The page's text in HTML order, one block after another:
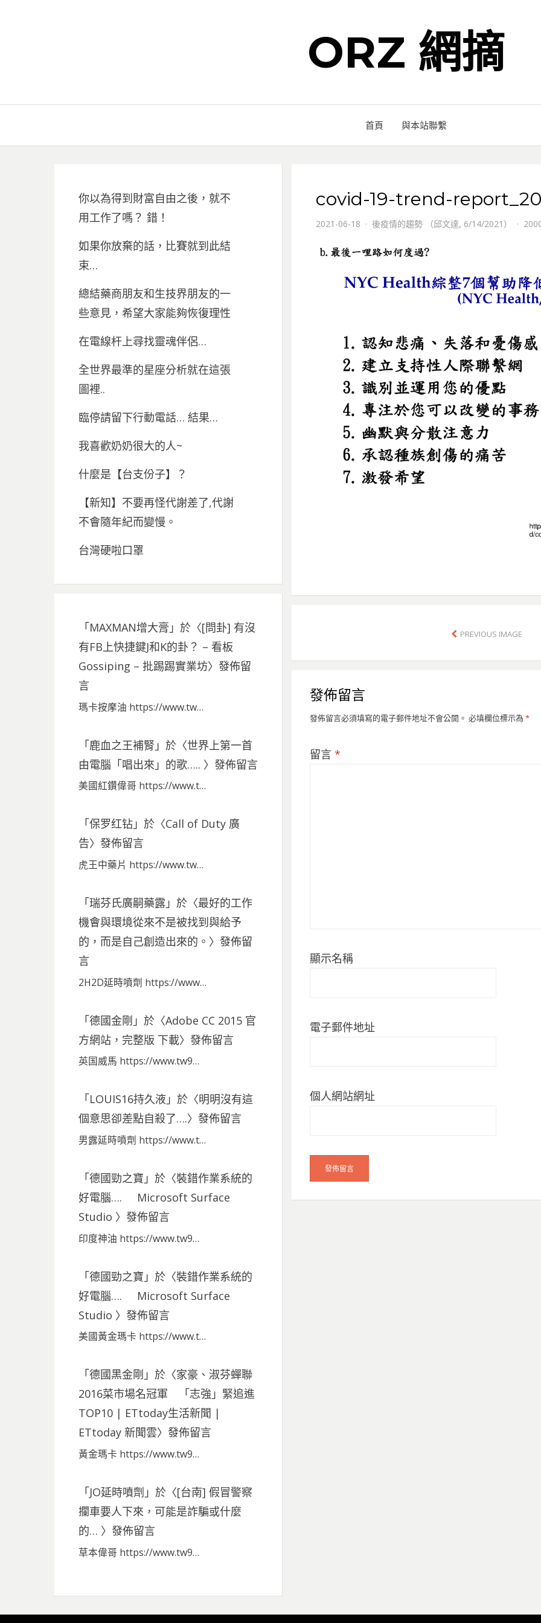
ORZ 網摘
首頁 與本站聯繫
covid-19-trend-
2021-06-18 後疫情的趨勢 （邱文達, 6/14/2021）
PREVIOUS IMAGE
發佈留言
發佈留言必須填寫的電子郵件地址不會公開。 必填欄位標示為 *
留言 *
顯示名稱
電子郵件地址
個人網站網址
你以為得到財富自由之後，就不
用工作了嗎？ 錯！
如果你放棄的話，比賽就到此結
束…
總結藥商朋友和生技界朋友的一
些意見，希望大家能夠恢復理性
在電線杆上尋找靈魂伴侶…
全世界最準的星座分析就在這張
圖裡..
臨停請留下行動電話… 結果…
我喜歡奶奶很大的人~
什麼是【台支份子】？
【新知】不要再怪代謝差了,代謝
不會隨年紀而變慢。
台灣硬啦口罩
「MAXMAN增大膏 」於〈[問卦] 有沒
有FB上快捷鍵J和K的卦？ – 看板
Gossiping – 批踢踢實業坊〉發佈留
言
瑪卡按摩油 https://www.tw…
「鹿血之王補腎 」於〈世界上第一首
由電腦「唱出來」的歌….. 〉發佈留言
美國紅鑽偉哥 https://www.t…
「保罗红钻」於〈Call of Duty 廣
告〉發佈留言
虎王中藥片 https://www.tw…
「瑞芬氏廣嗣藥露」於〈最好的工作
機會與環境從來不是被找到與給予
的，而是自己創造出來的。 〉發佈留
言
2H2D延時噴劑 https://www…
「德國金剛 」於〈Adobe CC 2015 官
方網站，完整版 下載〉發佈留言
英国威馬 https://www.tw9…
「LOUIS16持久液」於〈明明沒有這
個意思卻差點自殺了….〉發佈留言
男露延時噴劑 https://www.t…
「德國勁之寶 」於〈裝錯作業系統的
好電腦…. Microsoft Surface
Studio 〉發佈留言
印度神油 https://www.tw9…
「德國勁之寶 」於〈裝錯作業系統的
好電腦…. Microsoft Surface
Studio 〉發佈留言
美國黃金瑪卡 https://www.t…
「德國黑金剛 」於〈家豪、淑芬蟬聯
2016菜市場名冠軍 「志強」緊追進
TOP10 | ETtoday生活新聞 |
ETtoday 新聞雲〉發佈留言
黃金瑪卡 https://www.tw9…
「JO延時噴劑 」於〈[台南] 假冒警察
攔車要人下來，可能是詐騙或什麼
的… 〉發佈留言
草本偉哥 https://www.tw9…